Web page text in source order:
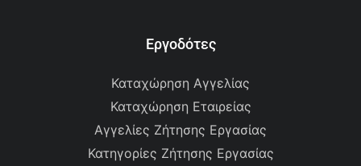
Εργοδότες
Καταχώρηση Αγγελίας
Καταχώρηση Εταιρείας
Αγγελίες Ζήτησης Εργασίας
Κατηγορίες Ζήτησης Εργασίας